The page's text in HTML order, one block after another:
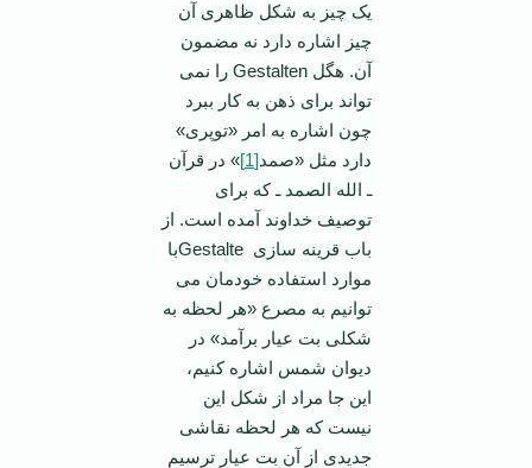
یک چیز به شکل ظاهری آن
چیز اشاره دارد نه مضمون
آن. هگل Gestalten را نمی
تواند برای ذهن به کار ببرد
چون اشاره به امر «توپری»
دارد مثل «صمد[1]
» در قرآن
ـ الله الصمد ـ که برای
توصیف خداوند آمده است. از
باب قرینه سازی Gestalteبا
موارد استفاده خودمان می
توانیم به مصرع «هر لحظه به
شکلی بت عیار برآمد» در
دیوان شمس اشاره کنیم،
این جا مراد از شکل این
نیست که هر لحظه نقاشی
جدیدی از آن بت عیار ترسیم